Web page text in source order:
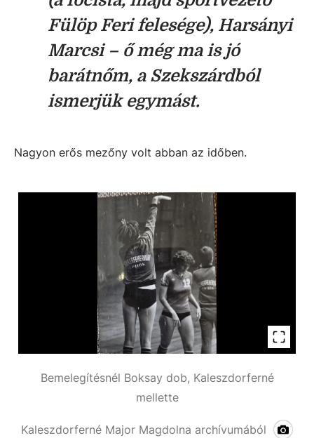
Fülöp Feri felesége), Harsányi
Marcsi – ő még ma is jó
barátnőm, a Szekszárdból
ismerjük egymást.
Nagyon erős mezőny volt abban az időben.
Bemelegítésnél Boksay dob, Kaleszdorferné
mellette
Kaleszdorferné Major Magdolna archívumából